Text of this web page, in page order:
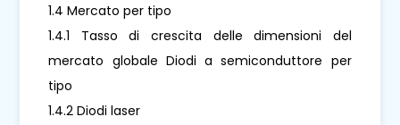
1.4 Mercato per tipo
1.4.1 Tasso di crescita delle dimensioni del
mercato globale Diodi a semiconduttore per
tipo
1.4.2 Diodi laser